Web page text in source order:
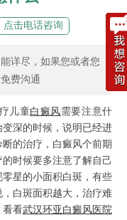
点击电话咨询
详尽，如果您或者您
费沟通
儿童白癜风需要注意什
深的时候，说明已经进
的治疗，白癜风个前期
时候要多注意了解自己
星的小面积白斑，有些
白斑面积越大，治疗难
看看武汉环亚白癜风医院